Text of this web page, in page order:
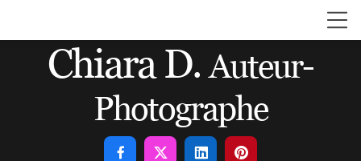
Chiara D.Auteur-
Photographe
   